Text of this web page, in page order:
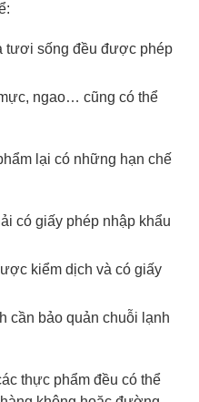
tươi sống đều được phép
ngao… cũng có thể
lại có những hạn chế
có giấy phép nhập khẩu
kiểm dịch và có giấy
cần bảo quản chuỗi lạnh
thực phẩm đều có thể